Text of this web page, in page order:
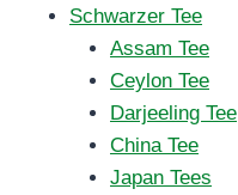
Schwarzer Tee
Assam Tee
Ceylon Tee
Darjeeling Tee
China Tee
Japan Tees